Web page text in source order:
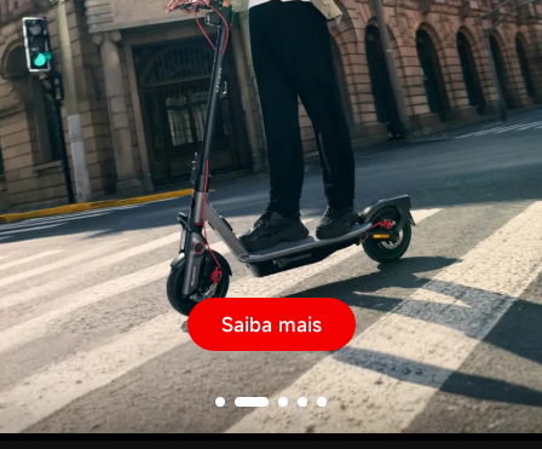
Saiba mais